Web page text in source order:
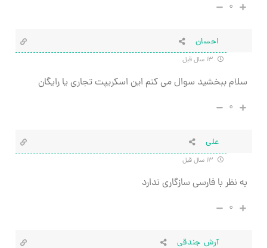
۰
احسان
سلام ببخشید سوال می کنم این اسکریپت تجاری یا رایگان
۰
علی
به نظر با فارسی سازگاری ندارد
۰
آرش جندقی